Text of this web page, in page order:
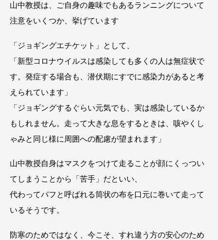
山中教授は、ご自身の趣味でもあるランニングについて
注意をいくつか、挙げています
「ジョギングエチケット」として、
「新型コロナウイルスは感染しても多くの人は無症状で
す。発症する場合も、潜伏期にすでに感染力があると考
えられています」
「ジョギングするぐらい元気でも、実は感染しているか
もしれません。走って大きな息をするときは、咳やくし
ゃみと同じ様に周囲への配慮が望まれます」
山中教授自身はマスクをつけて走ることが顔にくっつい
てしまうことから「苦手」だといい、
代わってバフと呼ばれる筒状の布を口元に巻いて走って
いるそうです。
防寒のためではなく、今こそ、すれ違う方の安心のため